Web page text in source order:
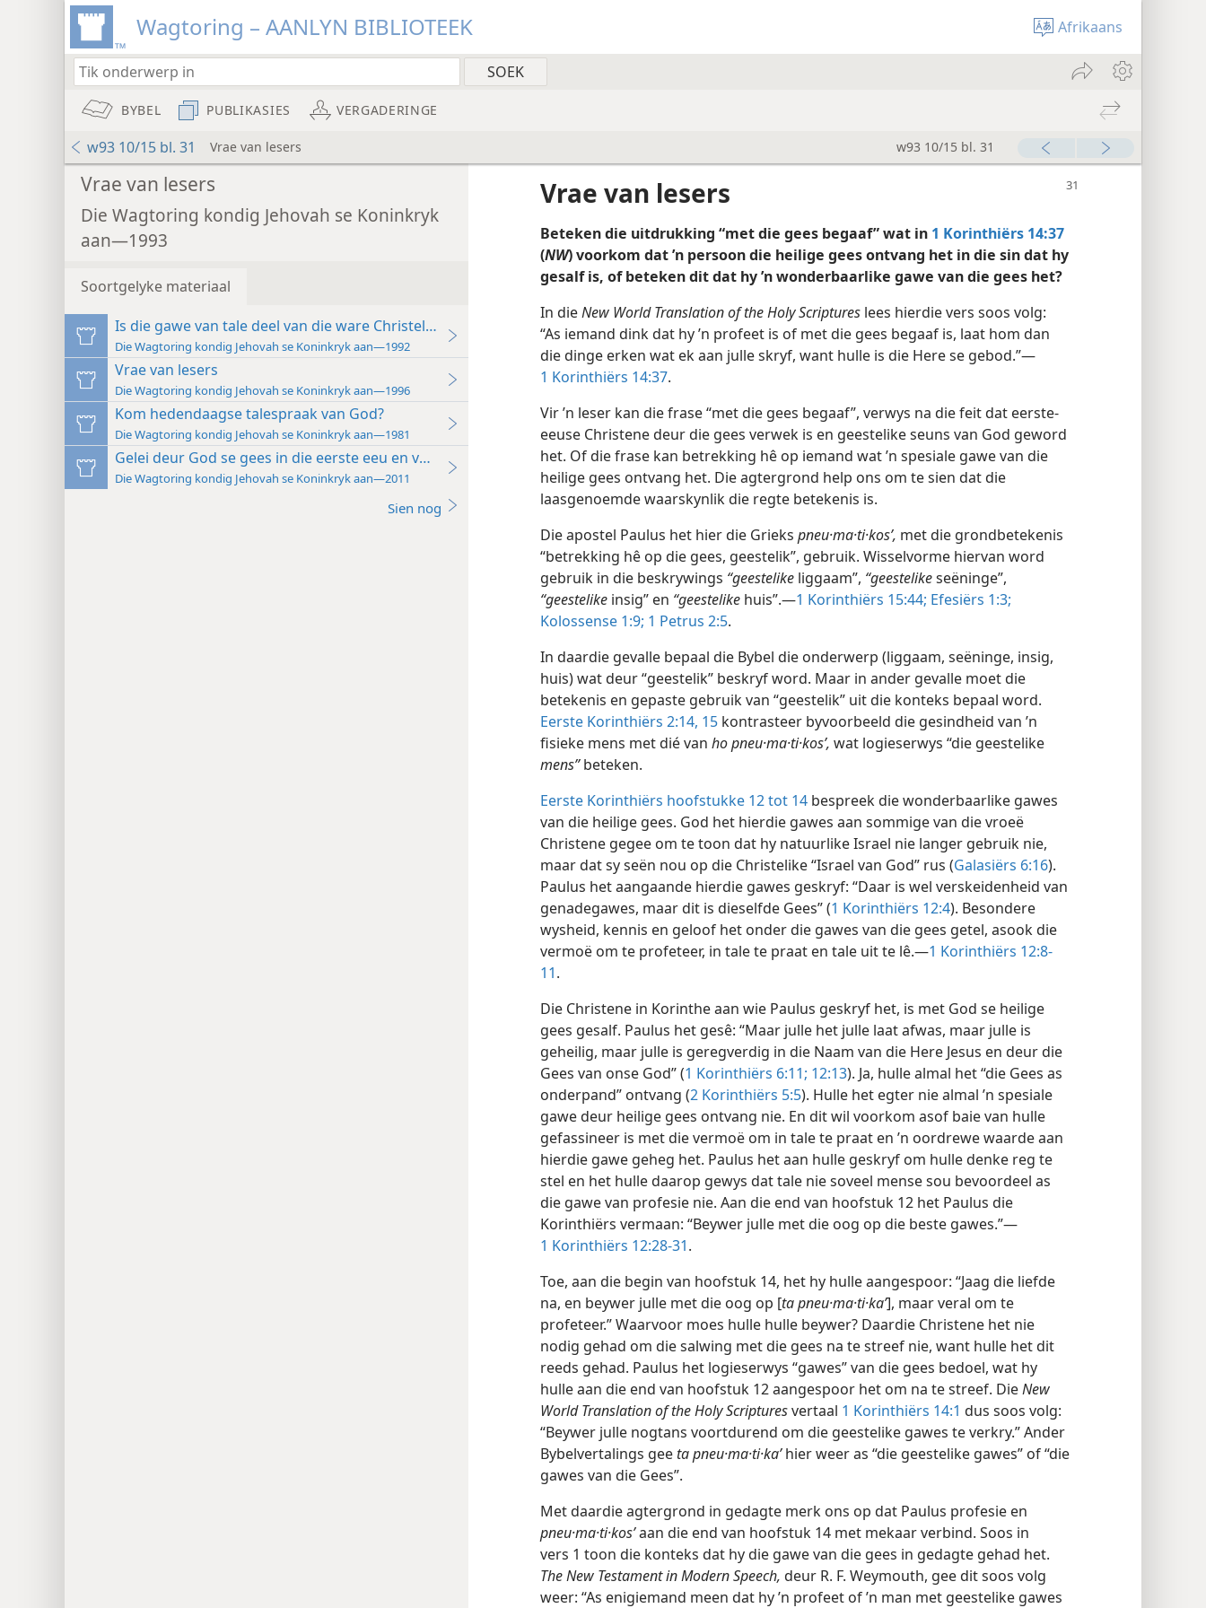
Wagtoring – AANLYN BIBLIOTEEK Afrikaans
BYBEL PUBLIKASIES VERGADERINGE
w93 10/15 bl. 31 Vrae van lesers w93 10/15 bl. 31
Vrae van lesers
Die Wagtoring kondig Jehovah se Koninkryk
aan—1993
Soortgelyke materiaal
Is die gawe van tale deel van die ware Christelike geloof?
Die Wagtoring kondig Jehovah se Koninkryk aan—1992
Vrae van lesers
Die Wagtoring kondig Jehovah se Koninkryk aan—1996
Kom hedendaagse talespraak van God?
Die Wagtoring kondig Jehovah se Koninkryk aan—1981
Gelei deur God se gees in die eerste eeu en vandag
Die Wagtoring kondig Jehovah se Koninkryk aan—2011
Sien nog
Vrae van lesers
Beteken die uitdrukking “met die gees begaaf” wat in 1 Korinthiërs 14:37
(NW) voorkom dat ’n persoon die heilige gees ontvang het in die sin dat hy
gesalf is, of beteken dit dat hy ’n wonderbaarlike gawe van die gees het?
In dieNew World Translation of the Holy Scriptures lees hierdie vers soos volg:
“As iemand dink dat hy ’n profeet is of met die gees begaaf is, laat hom dan
die dinge erken wat ek aan julle skryf, want hulle is die Here se gebod.”—
1 Korinthiërs 14:37.
Vir ’n leser kan die frase “met die gees begaaf”, verwys na die feit dat eerste-
eeuse Christene deur die gees verwek is en geestelike seuns van God geword
het. Of die frase kan betrekking hê op iemand wat ’n spesiale gawe van die
heilige gees ontvang het. Die agtergrond help ons om te sien dat die
laasgenoemde waarskynlik die regte betekenis is.
Die apostel Paulus het hier die Grieks pneu·ma·ti·kosʹ, met die grondbetekenis
“betrekking hê op die gees, geestelik”, gebruik. Wisselvorme hiervan word
gebruik in die beskrywings “geestelike liggaam”, “geestelikeseëninge”,
“geestelike insig” en “geestelike huis”.—1 Korinthiërs 15:44; Efesiërs 1:3;
Kolossense 1:9; 1 Petrus 2:5.
In daardie gevalle bepaal die Bybel die onderwerp (liggaam, seëninge, insig,
huis) wat deur “geestelik” beskryf word. Maar in ander gevalle moet die
betekenis en gepaste gebruik van “geestelik” uit die konteks bepaal word.
Eerste Korinthiërs 2:14, 15 kontrasteer byvoorbeeld die gesindheid van ’n
fisieke mens met dié van ho pneu·ma·ti·kosʹ, wat logieserwys “die geestelike
mens”beteken.
Eerste Korinthiërs hoofstukke 12 tot 14 bespreek die wonderbaarlike gawes
van die heilige gees. God het hierdie gawes aan sommige van die vroeë
Christene gegee om te toon dat hy natuurlike Israel nie langer gebruik nie,
maar dat sy seën nou op die Christelike “Israel van God” rus (Galasiërs 6:16).
Paulus het aangaande hierdie gawes geskryf: “Daar is wel verskeidenheid van
genadegawes, maar dit is dieselfde Gees” (1 Korinthiërs 12:4). Besondere
wysheid, kennis en geloof het onder die gawes van die gees getel, asook die
vermoë om te profeteer, in tale te praat en tale uit te lê.—1 Korinthiërs 12:8-
11.
Die Christene in Korinthe aan wie Paulus geskryf het, is met God se heilige
gees gesalf. Paulus het gesê: “Maar julle het julle laat afwas, maar julle is
geheilig, maar julle is geregverdig in die Naam van die Here Jesus en deur die
Gees van onse God” (1 Korinthiërs 6:11; 12:13). Ja, hulle almal het “die Gees as
onderpand” ontvang (2 Korinthiërs 5:5). Hulle het egter nie almal ’n spesiale
gawe deur heilige gees ontvang nie. En dit wil voorkom asof baie van hulle
gefassineer is met die vermoë om in tale te praat en ’n oordrewe waarde aan
hierdie gawe geheg het. Paulus het aan hulle geskryf om hulle denke reg te
stel en het hulle daarop gewys dat tale nie soveel mense sou bevoordeel as
die gawe van profesie nie. Aan die end van hoofstuk 12 het Paulus die
Korinthiërs vermaan: “Beywer julle met die oog op die beste gawes.”—
1 Korinthiërs 12:28-31.
Toe, aan die begin van hoofstuk 14, het hy hulle aangespoor: “Jaag die liefde
na, en beywer julle met die oog op [ta pneu·ma·ti·kaʹ], maar veral om te
profeteer.” Waarvoor moes hulle hulle beywer? Daardie Christene het nie
nodig gehad om die salwing met die gees na te streef nie, want hulle het dit
reeds gehad. Paulus het logieserwys “gawes” van die gees bedoel, wat hy
hulle aan die end van hoofstuk 12 aangespoor het om na te streef. DieNew
World Translation of the Holy Scripturesvertaal 1 Korinthiërs 14:1 dus soos volg:
“Beywer julle nogtans voortdurend om die geestelike gawes te verkry.” Ander
Bybelvertalings gee ta pneu·ma·ti·kaʹhier weer as “die geestelike gawes” of “die
gawes van die Gees”.
Met daardie agtergrond in gedagte merk ons op dat Paulus profesie en
pneu·ma·ti·kosʹaan die end van hoofstuk 14 met mekaar verbind. Soos in
vers 1 toon die konteks dat hy die gawe van die gees in gedagte gehad het.
The New Testament in Modern Speech, deur R. F. Weymouth, gee dit soos volg
weer: “As enigiemand meen dat hy ’n profeet of ’n man met geestelike gawes